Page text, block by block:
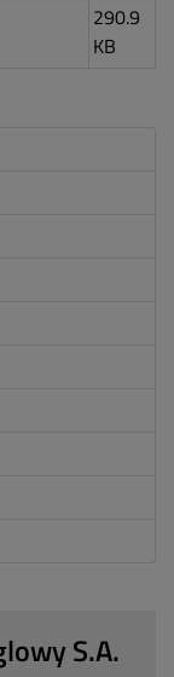
290.9
KB
S.A.